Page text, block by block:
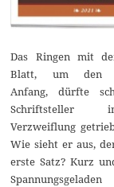
Das Ringen mit
Blatt, um den
Anfang, dürfte
Verzweiflung
Wie sieht er aus,
erste Satz? Kurz